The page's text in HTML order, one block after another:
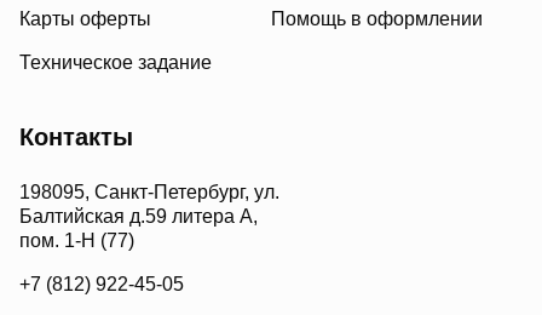
Карты оферты Помощь в оформлении
Техническое задание
Контакты
198095, Санкт-Петербург, ул.
Балтийская д.59 литера А,
пом. 1-Н (77)
+7 (812) 922-45-05